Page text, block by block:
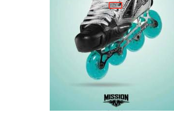
Сумка для
воротарського шолома
BAUER PADDED GOAL
MASK BAG
1356 грн.